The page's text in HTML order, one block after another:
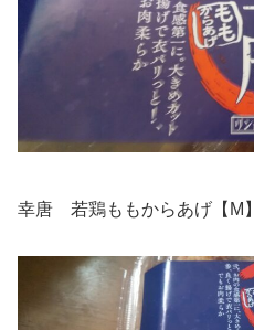
幸唐 若鶏ももからあげ【M】